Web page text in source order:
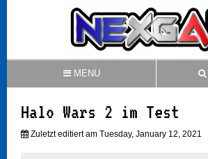
MENU
Halo Wars 2 im Test
Zuletzt editiert am Tuesday, January 12, 2021